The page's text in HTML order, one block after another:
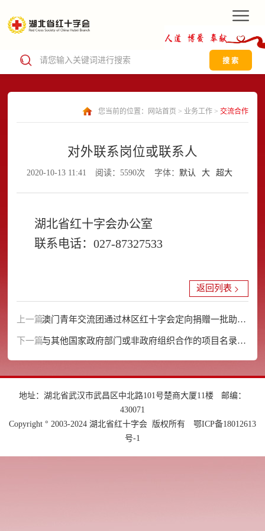
搜 索
您当前的位置： 网站首页 > 业务工作> 交流合作
对外联系岗位或联系人
2020-10-13 11:41 阅读：5590次 字体：默认 大 超大
湖北省红十字会办公室
联系电话：027-87327533
上一篇：澳门青年交流团通过林区红十字会定向捐赠一批助学
物资
下一篇：与其他国家政府部门或非政府组织合作的项目名录和
内容
返回列表
地址：湖北省武汉市武昌区中北路101号楚商大厦11楼
邮编：
430071
Copyright ° 2003-2024 湖北省红十字会 版权所有
鄂ICP备18012613
号-1